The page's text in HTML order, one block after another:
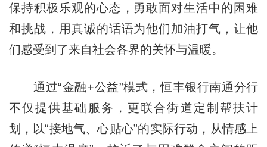
保持积极乐观的心态，勇敢面对生活中的困难
和挑战，用真诚的话语为他们加油打气，让他
们感受到了来自社会各界的关怀与温暖。
通过“金融+公益”模式，恒丰银行南通分行
不仅提供基础服务，更联合街道定制帮扶计
划，以“接地气、心贴心”的实际行动，从情感上